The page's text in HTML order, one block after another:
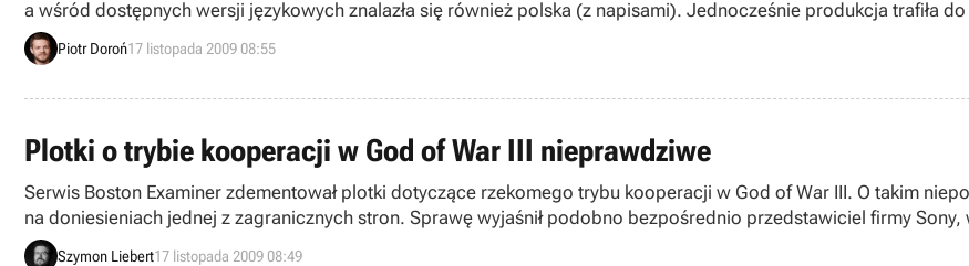
a wśród dostępnych wersji językowych znalazła się również polska (z napisami). Jednocześnie produkcja trafiła
edycję pecetową, jak i wersję na konsolę Xbox 360.
Piotr Doroń17 listopada 2009 08:55
Plotki o trybie kooperacji w God of War III nieprawdziwe
Serwis Boston Examiner zdementował plotki dotyczące rzekomego trybu kooperacji w God of War III. O takim
na doniesieniach jednej z zagranicznych stron. Sprawę wyjaśnił podobno bezpośrednio przedstawiciel firmy
wsparcia innych postaci.
Szymon Liebert17 listopada 2009 08:49